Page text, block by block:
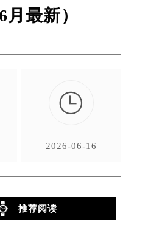
最新）

2026-06-16
推荐阅读